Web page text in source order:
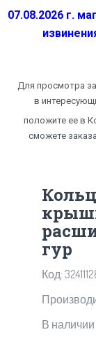
07.08.2026 г.
Для просмотра
в
положите ее в
сможете
гур
Код:
В наличии